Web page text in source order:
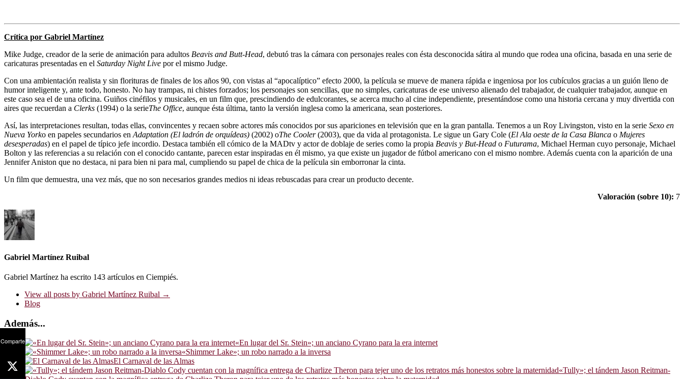
Crítica por Gabriel Martínez
Mike Judge, creador de la serie de animación para adultos Beavis and Butt-Head, debutó tras la cámara con personajes reales con ésta desconocida sátira al mundo que rodea una oficina, basada en una serie de
caricaturas presentadas en el Saturday Night Live por el mismo Judge.
Con una ambientación realista y sin florituras de finales de los años 90, con vistas al “apocalíptico” efecto 2000, la película se mueve de manera rápida e ingeniosa por los cubículos gracias a un guión lleno de
humor inteligente y, ante todo, honesto. No hay trampas, ni chistes forzados; los personajes son sencillas, que no simples, caricaturas de ese universo alienado del trabajador, de cualquier trabajador, aunque en
este caso sea el de una oficina. Guiños cinéfilos y musicales, en un film que, prescindiendo de edulcorantes, se acerca mucho al cine independiente, presentándose como una historia cercana y muy divertida con
aires que recuerdan a Clerks (1994) o la serieThe Office, aunque ésta última, tanto la versión inglesa como la americana, sean posteriores.
Así, las interpretaciones resultan, todas ellas, convincentes y recaen sobre actores más conocidos por sus apariciones en televisión que en la gran pantalla. Tenemos a un Roy Livingston, visto en la serie Sexo en
Nueva Yorko en papeles secundarios en Adaptation (El ladrón de orquídeas) (2002) oThe Cooler(2003), que da vida al protagonista. Le sigue un Gary Cole (El Ala oeste de la Casa Blanca o Mujeres
desesperadas) en el papel de típico jefe incordio. Destaca también ell cómico de la MADtv y actor de doblaje de series como la propia Beavis y But-Head o Futurama, Michael Herman cuyo personaje, Michael
Bolton y las referencias a su relación con el conocido cantante, parecen estar inspiradas en él mismo, ya que existe un jugador de fútbol americano con el mismo nombre. Además cuenta con la aparición de una
Jennifer Aniston que no destaca, ni para bien ni para mal, cumpliendo su papel de chica de la película sin emborronar la cinta.
Un film que demuestra, una vez más, que no son necesarios grandes medios ni ideas rebuscadas para crear un producto decente.
Valoración (sobre 10): 7
Gabriel Martínez Ruibal
Gabriel Martínez ha escrito 143 artículos en Ciempiés.
View all posts by Gabriel Martínez Ruibal →
Blog
Además...
«En lugar del Sr. Stein»; un anciano Cyrano para la era internet
«Shimmer Lake»; un robo narrado a la inversa
El Carnaval de las Almas
«Tully»; el tándem Jason Reitman-
Comparte